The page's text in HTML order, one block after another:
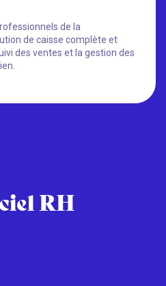
de la
de caisse complète et
des ventes et la gestion des
RH